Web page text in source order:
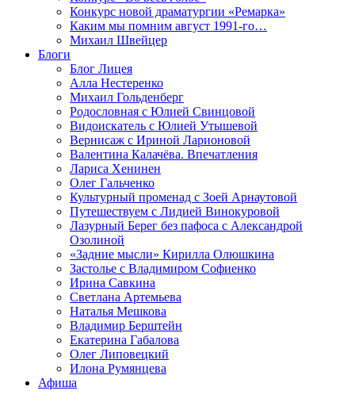
Конкурс новой драматургии «Ремарка»
Каким мы помним август 1991-го…
Михаил Швейцер
Блоги
Блог Лицея
Алла Нестеренко
Михаил Гольденберг
Родословная с Юлией Свинцовой
Видоискатель с Юлией Утышевой
Вернисаж с Ириной Ларионовой
Валентина Калачёва. Впечатления
Лариса Хенинен
Олег Гальченко
Культурный променад с Зоей Арнаутовой
Путешествуем с Лидией Винокуровой
Лазурный Берег без пафоса с Александрой
Озолиной
«Задние мысли» Кирилла Олюшкина
Застолье с Владимиром Софиенко
Ирина Савкина
Светлана Артемьева
Наталья Мешкова
Владимир Берштейн
Екатерина Габалова
Олег Липовецкий
Илона Румянцева
Афиша